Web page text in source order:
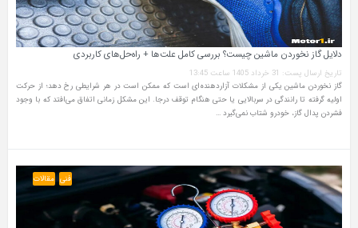
دلایل گاز نخوردن ماشین چیست؟ بررسی کامل علت‌ها + راه‌حل‌های کاربردی
تاریخ ارسال پست: 31 خرداد 1405 ساعت 13:45
گاز نخوردن ماشین یکی از مشکلات آزاردهنده‌ای است که ممکن است در هر شرایطی رخ دهد؛ از حرکت
اولیه گرفته تا رانندگی در سربالایی یا حتی هنگام توقف درجا. این مشکل زمانی اتفاق می‌افتد که با وجود
فشردن پدال گاز، خودرو شتاب نمی‌گیرد …
فنی مقالات